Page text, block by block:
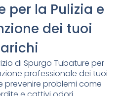
per la Pulizia e
dei tuoi
di Spurgo Tubature per
professionale dei tuoi
prevenire problemi come